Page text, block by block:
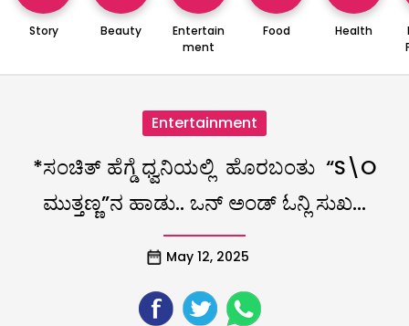
Story Beauty
Entertain
ment
Food Health
Entertainment
*ಸಂಚಿತ್ ಹೆಗ್ಡೆ ಧ್ವನಿಯಲ್ಲಿ ಹೊರಬಂತು “S\O
ಮುತ್ತಣ್ಣ”ನ ಹಾಡು.. ಒನ್ ಅಂಡ್ ಓನ್ಲಿ ಸುಖ…
May 12, 2025